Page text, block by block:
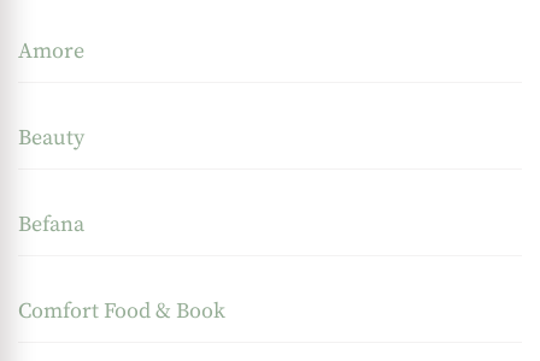
Amore
Beauty
Befana
Comfort Food & Book